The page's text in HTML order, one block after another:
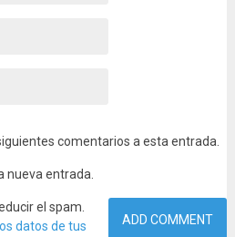
comentarios a esta entrada.
nueva entrada.
el spam.
datos de tus